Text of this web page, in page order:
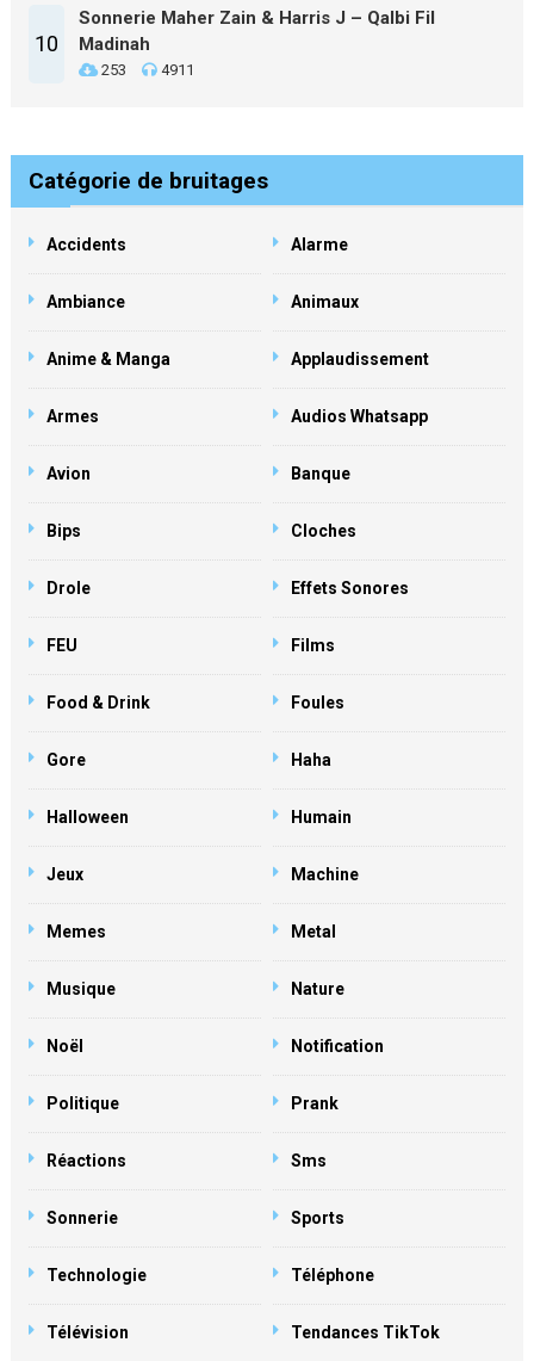
10
Sonnerie Maher Zain & Harris J – Qalbi Fil
Madinah
253 4911
Catégorie de bruitages
Accidents Alarme
Ambiance Animaux
Anime & Manga Applaudissement
Armes Audios Whatsapp
Avion Banque
Bips Cloches
Drole Effets Sonores
FEU Films
Food & Drink Foules
Gore Haha
Halloween Humain
Jeux Machine
Memes Metal
Musique Nature
Noël Notification
Politique Prank
Réactions Sms
Sonnerie Sports
Technologie Téléphone
Télévision Tendances TikTok